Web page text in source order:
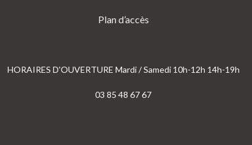
Plan d’accès
HORAIRES D'OUVERTURE Mardi / Samedi 10h-12h 14h-19h
03 85 48 67 67